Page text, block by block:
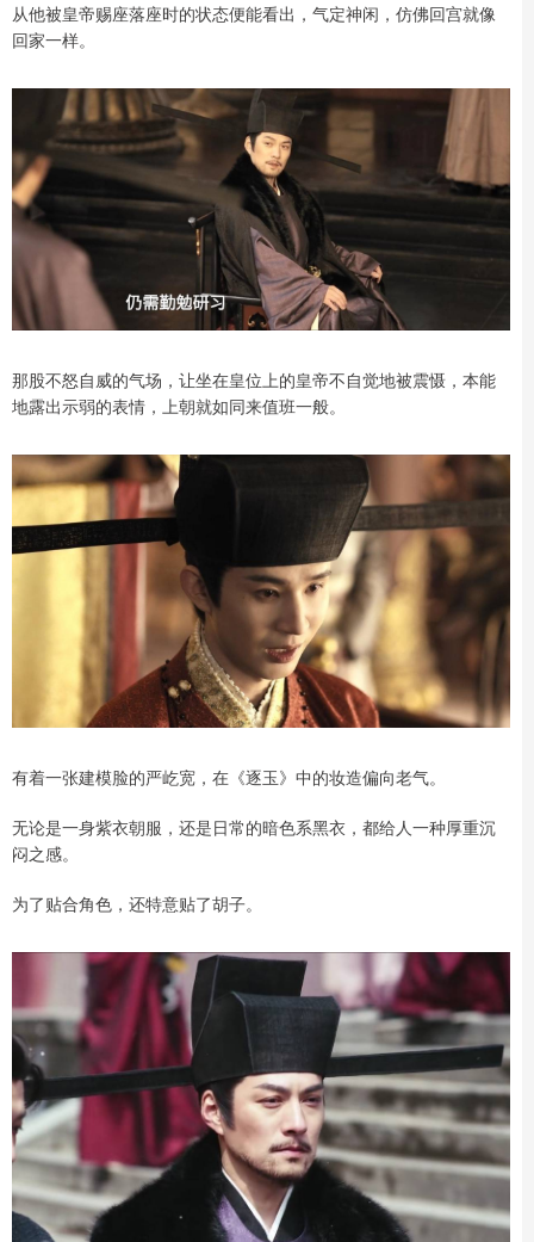
从他被皇帝赐座落座时的状态便能看出，气定神闲，仿佛回宫就像
回家一样。
那股不怒自威的气场，让坐在皇位上的皇帝不自觉地被震慑，本能
地露出示弱的表情，上朝就如同来值班一般。
有着一张建模脸的严屹宽，在《逐玉》中的妆造偏向老气。
无论是一身紫衣朝服，还是日常的暗色系黑衣，都给人一种厚重沉
闷之感。
为了贴合角色，还特意贴了胡子。